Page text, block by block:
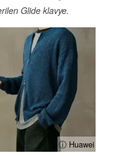
Glide klavye.
ⓘ Huawei